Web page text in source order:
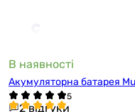
В наявності
Акумуляторна батарея
2 відгуки